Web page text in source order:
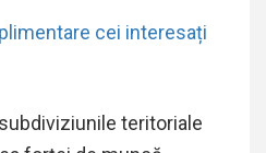
cei interesați
subdiviziunile teritoriale